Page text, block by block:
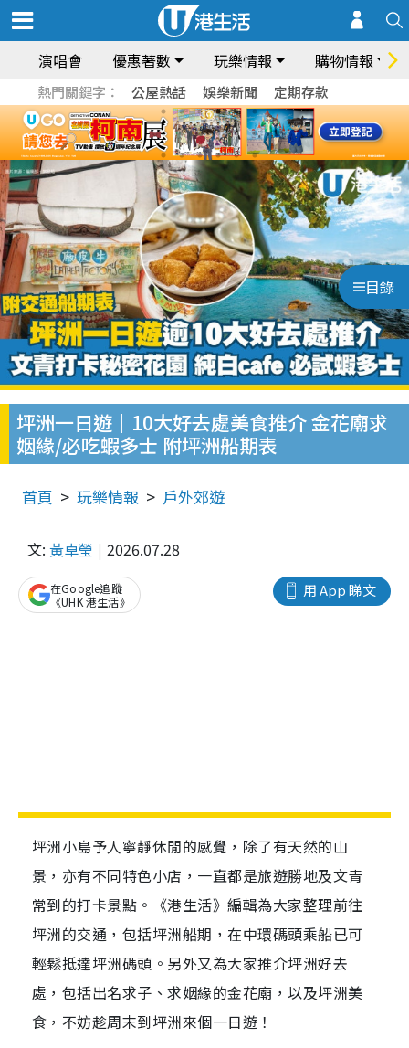
演唱會 優惠著數 玩樂情報 購物情報
熱門關鍵字： 公屋熱話 娛樂新聞 定期存款
目錄
坪洲一日遊｜10大好去處美食推介 金花廟求
姻緣/必吃蝦多士 附坪洲船期表
首頁 玩樂情報 戶外郊遊
文: 黃卓瑩 2026.07.28
用 App 睇文
在Google追蹤
《UHK 港生活》
坪洲小島予人寧靜休閒的感覺，除了有天然的山
景，亦有不同特色小店，一直都是旅遊勝地及文青
常到的打卡景點。《港生活》編輯為大家整理前往
坪洲的交通，包括坪洲船期，在中環碼頭乘船已可
輕鬆抵達坪洲碼頭。另外又為大家推介坪洲好去
處，包括出名求子、求姻緣的金花廟，以及坪洲美
食，不妨趁周末到坪洲來個一日遊！